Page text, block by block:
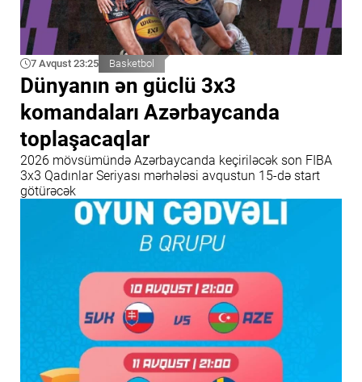
7 Avqust 23:25 Basketbol
Dünyanın ən güclü 3x3
komandaları Azərbaycanda
toplaşacaqlar
2026 mövsümündə Azərbaycanda keçiriləcək son FIBA
3x3 Qadınlar Seriyası mərhələsi avqustun 15-də start
götürəcək